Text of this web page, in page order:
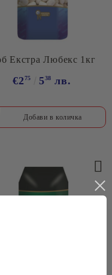
Екстра Любекс 1кг
€275 538 лв.